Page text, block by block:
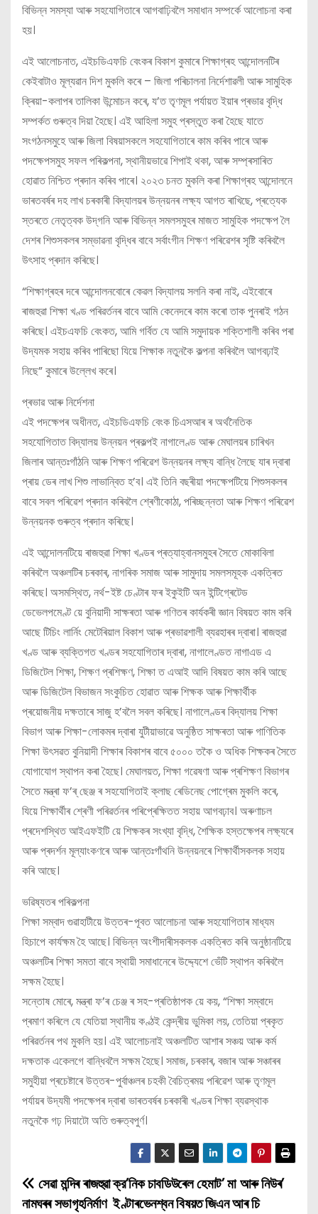
বিভিন্ন সমস্যা আৰু সহযোগিতাৰে আগবাঢ়িবলৈ সমাধান সম্পৰ্কে আলোচনা কৰা
হয়।
এই আলোচনাত, এইচডিএফচি বেংকৰ বিকাশ কুমাৰে শিক্ষাগ্ৰহ আন্দোলনটিৰ
কেইবাটাও মূল্যৱান দিশ মুকলি কৰে – জিলা পৰিচালনা নিৰ্দেশাৱলী আৰু সামুহিক
ক্ৰিয়া-কলাপৰ তালিকা উন্মোচন কৰে, য’ত তৃণমূল পৰ্যায়ত ইয়াৰ প্ৰভাৱ বৃদ্ধি
সম্পৰ্কত গুৰুত্ব দিয়া হৈছে। এই আহিলা সমুহ প্ৰস্তুত কৰা হৈছে যাতে
সংগঠনসমুহে আৰু জিলা বিষয়াসকলে সহযোগিতাৰে কাম কৰিব পাৰে আৰু
পদক্ষেপসমুহ সফল পৰিকল্পনা, স্থানীয়ভাৱে শিপাই থকা, আৰু সম্প্ৰসাৰিত
হোৱাত নিশ্চিত প্ৰদান কৰিব পাৰে। ২০২৩ চনত মুকলি কৰা শিক্ষাগ্ৰহ আন্দোলনে
ভাৰতবৰ্ষৰ দহ লাখ চৰকাৰী বিদ্যালয়ৰ উন্নয়নৰ লক্ষ্য আগত ৰাখিছে, প্ৰত্যেক
স্তৰতে নেতৃত্বক উদ্‌গনি আৰু বিভিন্ন সমলসমুহৰ মাজত সামুহিক পদক্ষেপ লৈ
দেশৰ শিশুসকলৰ সম্ভাৱনা বৃদ্ধিৰ বাবে সৰ্বাংগীন শিক্ষণ পৰিৱেশৰ সৃষ্টি কৰিবলৈ
উৎসাহ প্ৰদান কৰিছে।
“শিক্ষাগ্ৰহৰ দৰে আন্দোলনবোৰে কেৱল বিদ্যালয় সলনি কৰা নাই, এইবোৰে
ৰাজহুৱা শিক্ষা খণ্ড পৰিৱৰ্তনৰ বাবে আমি কেনেদৰে কাম কৰো তাক পুনৰাই গঠন
কৰিছে। এইচএফচি বেংকত, আমি গৰ্বিত যে আমি সমুদায়ক শক্তিশালী কৰিব পৰা
উদ্যমক সহায় কৰিব পাৰিছো যিয়ে শিক্ষাক নতুনকৈ কল্পনা কৰিবলৈ আগবঢ়াই
নিছে” কুমাৰে উল্লেখ কৰে।
প্ৰভাৱ আৰু নিৰ্দেশনা
এই পদক্ষেপৰ অধীনত, এইচডিএফচি বেংক চিএসআৰ ৰ অৰ্থনৈতিক
সহযোগিতাত বিদ্যালয় উন্নয়ন প্ৰকল্পই নাগালেণ্ড আৰু মেঘালয়ৰ চাৰিখন
জিলাৰ আন্তঃগাঁঠনি আৰু শিক্ষণ পৰিৱেশ উন্নয়নৰ লক্ষ্য বান্ধি লৈছে যাৰ দ্বাৰা
প্ৰায় ডেৰ লাখ শিশু লাভান্বিত হ’ব। এই তিনি বছৰীয়া পদক্ষেপটিয়ে শিশুসকলৰ
বাবে সবল পৰিৱেশ প্ৰদান কৰিবলৈ শ্ৰেণীকোঠা, পৰিচ্ছন্নতা আৰু শিক্ষণ পৰিৱেশ
উন্নয়নক গুৰুত্ব প্ৰদান কৰিছে।
এই আন্দোলনটিয়ে ৰাজহুৱা শিক্ষা খণ্ডৰ প্ৰত্যাহ্বানসমুহৰ সৈতে মোকাবিলা
কৰিবলৈ অঞ্চলটিৰ চৰকাৰ, নাগৰিক সমাজ আৰু সামুদায় সমলসমূহক একত্ৰিত
কৰিছে। অসমস্থিত, নৰ্থ-ইষ্ট চেণ্টাৰ ফৰ ইকুইটি অন ইন্টিগ্ৰেটেড
ডেভেলপমেণ্ট য়ে বুনিয়াদী সাক্ষৰতা আৰু গণিতৰ কাৰ্যকৰী জ্ঞান বিষয়ত কাম কৰি
আছে টিচিং লাৰ্নিং মেটেৰিয়াল বিকাশ আৰু প্ৰভাৱশালী ব্যৱহাৰৰ দ্বাৰা। ৰাজহুৱা
খণ্ড আৰু ব্যক্তিগত খণ্ডৰ সহযোগিতাৰ দ্বাৰা, নাগালেণ্ডত নাগাএড এ
ডিজিটেল শিক্ষা, শিক্ষণ প্ৰশিক্ষণ, শিক্ষা ত এআই আদি বিষয়ত কাম কৰি আছে
আৰু ডিজিটেল বিভাজন সংকুচিত হোৱাত আৰু শিক্ষক আৰু শিক্ষাৰ্থীক
প্ৰয়োজনীয় দক্ষতাৰে সাজু হ’বলৈ সবল কৰিছে। নাগালেণ্ডৰ বিদ্যালয় শিক্ষা
বিভাগ আৰু শিক্ষা-লোকমৰ দ্বাৰা যুটীয়াভাৱে অনুষ্ঠিত সাক্ষৰতা আৰু গাণিতিক
শিক্ষা উৎসৱত বুনিয়াদী শিক্ষাৰ বিকাশৰ বাবে ৫০০০ তকৈ ও অধিক শিক্ষকৰ সৈতে
যোগাযোগ স্থাপন কৰা হৈছে। মেঘালয়ত, শিক্ষা গৱেষণা আৰু প্ৰশিক্ষণ বিভাগৰ
সৈতে মন্ত্ৰা ফ’ৰ্‌ ছেঞ্জ ৰ সহযোগিতাই ক্লাছ ৰেডিনেছ পোগ্ৰেম মুকলি কৰে,
যিয়ে শিক্ষাৰ্থীৰ শ্ৰেণী পৰিৱৰ্তনৰ পৰিপ্ৰেক্ষিতত সহায় আগবঢ়াব। অৰুণাচল
প্ৰদেশস্থিত আইএফইটি য়ে শিক্ষকৰ সংখ্যা বৃদ্ধি, শৈক্ষিক হস্তক্ষেপৰ লক্ষ্যৰে
আৰু প্ৰদৰ্শন মূল্যাংকণৰে আৰু আন্তঃগাঁথনি উন্নয়নৰে শিক্ষাৰ্থীসকলক সহায়
কৰি আছে।
ভৱিষ্যতৰ পৰিকল্পনা
শিক্ষা সম্বাদ গুৱাহাটীয়ে উত্তৰ-পূবত আলোচনা আৰু সহযোগিতাৰ মাধ্যম
হিচাপে কাৰ্যক্ষম হৈ আছে। বিভিন্ন অংশীদাৰীসকলক একত্ৰিত কৰি অনুষ্ঠানটিয়ে
অঞ্চলটিৰ শিক্ষা সমতা বাবে স্থায়ী সমাধানেৰে উদ্দ্যেশে ভেঁটি স্থাপন কৰিবলৈ
সক্ষম হৈছে।
সন্তোষ মোৰে, মন্ত্ৰা ফ’ৰ চেঞ্জ ৰ সহ-প্ৰতিষ্ঠাপক য়ে কয়, “শিক্ষা সম্বাদে
প্ৰমাণ কৰিলে যে যেতিয়া স্থানীয় কণ্ঠই কেন্দ্ৰীয় ভুমিকা লয়, তেতিয়া প্ৰকৃত
পৰিৱৰ্তনৰ পথ মুকলি হয়। এই আলোচনাই অঞ্চলটিত আশাৰ সঞ্চয় আৰু কৰ্ম
দক্ষতাক একেলগে বান্ধিবলৈ সক্ষম হৈছে। সমাজ, চৰকাৰ, বজাৰ আৰু সঞ্চাৰৰ
সমুহীয়া প্ৰচেষ্টাৰে উত্তৰ-পুৰ্বাঞ্চলৰ চহকী বৈচিত্ৰময় পৰিৱেশ আৰু তৃণমূল
পৰ্যায়ৰ উদ্যমী পদক্ষেপৰ দ্বাৰা ভাৰতবৰ্ষৰ চৰকাৰী খণ্ডৰ শিক্ষা ব্যৱস্থাক
নতুনকৈ গঢ় দিয়াটো অতি গুৰুত্বপুৰ্ণ।
P
ক্র’নিক চাবডিউৰেল হেমাট’ মা আৰু নিউৰ’
ইণ্টাৰভেনশ্বন বিষয়ত জিএন আৰ চি
সেৱা মন্দিৰ ৰাজহুৱা
নামঘৰৰ সভাগৃহনিৰ্মাণ